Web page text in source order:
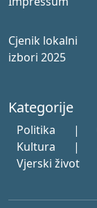
Cjenik lokalni
izbori 2025
Kategorije
Politika |
Kultura
|
Vjerski život